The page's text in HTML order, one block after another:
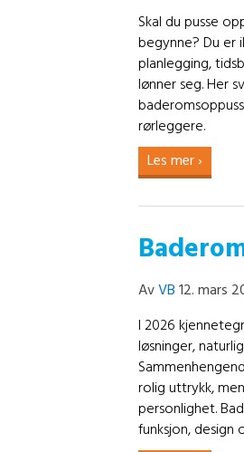
Skal du pusse
begynne? Du er
planlegging,
lønner seg. Her
rørleggere.
Les mer ›
AvVB12. mars
I 2026
løsninger,
rolig uttrykk,
personlighet.
funksjon,